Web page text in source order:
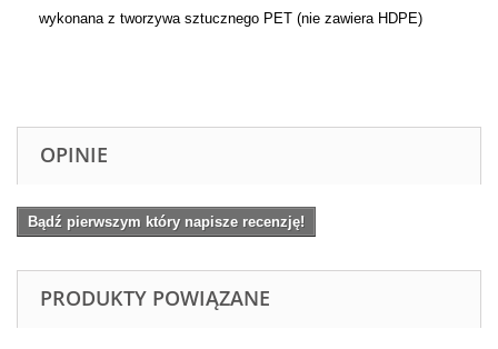
wykonana z tworzywa sztucznego PET (nie zawiera HDPE)
OPINIE
Bądź pierwszym który napisze recenzję!
PRODUKTY POWIĄZANE